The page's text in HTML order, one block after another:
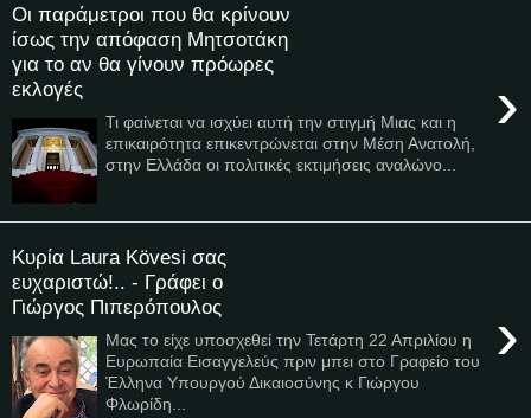
Οι παράμετροι που θα κρίνουν
ίσως την απόφαση Μητσοτάκη
για το αν θα γίνουν πρόωρες
εκλογές
›
Τι φαίνεται να ισχύει αυτή την στιγμή Μιας και η
επικαιρότητα επικεντρώνεται στην Μέση Ανατολή,
στην Ελλάδα οι πολιτικές εκτιμήσεις αναλώνο...
Κυρία Laura Kövesi σας
ευχαριστώ!.. - Γράφει ο
Γιώργος Πιπερόπουλος
›
Μας το είχε υποσχεθεί την Τετάρτη 22 Απριλίου η
Ευρωπαία Εισαγγελεύς πριν μπει στο Γραφείο του
Έλληνα Υπουργού Δικαιοσύνης κ Γιώργου
Φλωρίδη...